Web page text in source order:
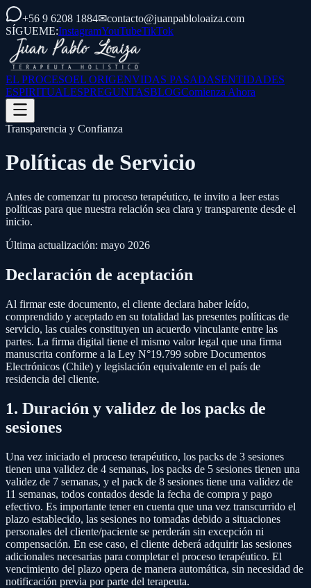
+56 9 6208 1884✉contacto@juanpabloloaiza.com
SÍGUEME:InstagramYouTubeTikTok
EL PROCESOEL ORIGENVIDAS PASADASENTIDADES
ESPIRITUALESPREGUNTASBLOGComienza Ahora
Transparencia y Confianza
Políticas de Servicio
Antes de comenzar tu proceso terapéutico, te invito a leer estas
políticas para que nuestra relación sea clara y transparente desde el
inicio.
Última actualización: mayo 2026
Declaración de aceptación
Al firmar este documento, el cliente declara haber leído,
comprendido y aceptado en su totalidad las presentes políticas de
servicio, las cuales constituyen un acuerdo vinculante entre las
partes. La firma digital tiene el mismo valor legal que una firma
manuscrita conforme a la Ley N°19.799 sobre Documentos
Electrónicos (Chile) y legislación equivalente en el país de
residencia del cliente.
1. Duración y validez de los packs de
sesiones
Una vez iniciado el proceso terapéutico, los packs de 3 sesiones
tienen una validez de 4 semanas, los packs de 5 sesiones tienen una
validez de 7 semanas, y el pack de 8 sesiones tiene una validez de
11 semanas, todos contados desde la fecha de compra y pago
efectivo. Es importante tener en cuenta que una vez transcurrido el
plazo establecido, las sesiones no tomadas debido a situaciones
personales del cliente/paciente se perderán sin excepción ni
compensación. En ese caso, el cliente deberá adquirir las sesiones
adicionales necesarias para completar el proceso terapéutico. El
vencimiento del plazo opera de manera automática, sin necesidad de
notificación previa por parte del terapeuta.